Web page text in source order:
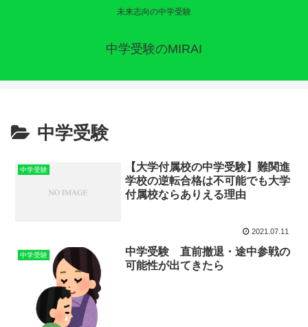
未来志向の中学受験
中学受験のMIRAI
中学受験
中学受験
【大学付属校の中学受験】難関進
学校の逆転合格は不可能でも大学
付属校ならありえる理由
2021.07.11
中学受験
中学受験 直前撤退・途中参戦の
可能性が出てきたら